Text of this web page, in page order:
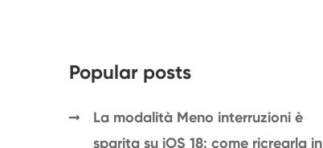
Popular posts
La modalità Meno interruzioni è
sparita su iOS 18: come ricrearla in